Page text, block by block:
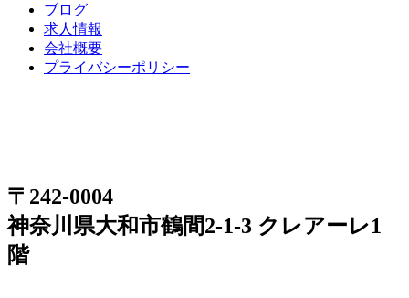
ブログ
求人情報
会社概要
プライバシーポリシー
〒242-0004
神奈川県大和市鶴間2-1-3 クレアーレ1
階